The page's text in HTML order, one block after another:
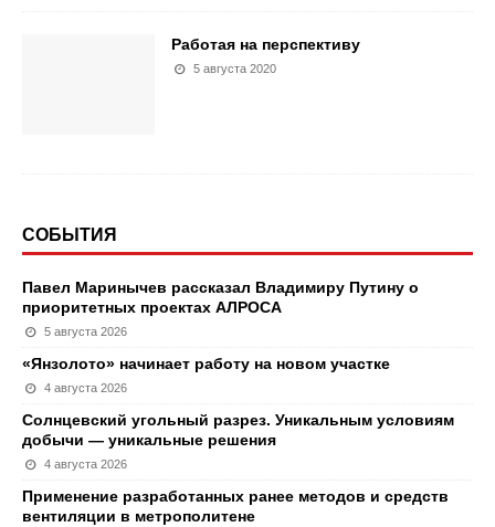
Работая на перспективу
5 августа 2020
СОБЫТИЯ
Павел Маринычев рассказал Владимиру Путину о
приоритетных проектах АЛРОСА
5 августа 2026
«Янзолото» начинает работу на новом участке
4 августа 2026
Солнцевский угольный разрез. Уникальным условиям
добычи — уникальные решения
4 августа 2026
Применение разработанных ранее методов и средств
вентиляции в метрополитене